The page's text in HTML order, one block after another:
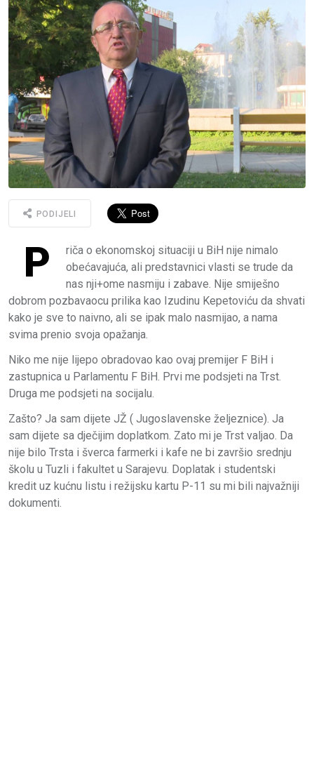
PODIJELI
P
riča o ekonomskoj situaciji u BiH nije nimalo
obećavajuća, ali predstavnici vlasti se trude da
nas nji+ome nasmiju i zabave. Nije smiješno
dobrom pozbavaocu prilika kao Izudinu Kepetoviću da shvati
kako je sve to naivno, ali se ipak malo nasmijao, a nama
svima prenio svoja opažanja.
Niko me nije lijepo obradovao kao ovaj premijer F BiH i
zastupnica u Parlamentu F BiH. Prvi me podsjeti na Trst.
Druga me podsjeti na socijalu.
Zašto? Ja sam dijete JŽ ( Jugoslavenske željeznice). Ja
sam dijete sa dječijim doplatkom. Zato mi je Trst valjao. Da
nije bilo Trsta i šverca farmerki i kafe ne bi završio srednju
školu u Tuzli i fakultet u Sarajevu. Doplatak i studentski
kredit uz kućnu listu i režijsku kartu P-11 su mi bili najvažniji
dokumenti.